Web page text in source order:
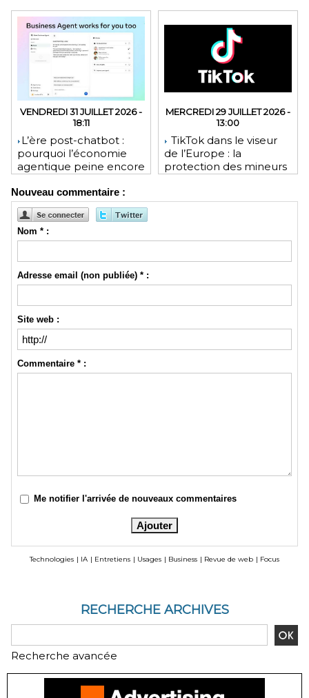
VENDREDI 31 JUILLET 2026 -
18:11
​L’ère post-chatbot :
pourquoi l’économie
agentique peine encore
financières
MERCREDI 29 JUILLET 2026 -
13:00
TikTok dans le viseur
de l’Europe : la
protection des mineurs
Nouveau commentaire :
Nom * :
Adresse email (non publiée) * :
Site web :
Commentaire * :
Me notifier l'arrivée de nouveaux commentaires
Technologies | IA | Entretiens | Usages | Business | Revue de web | Focus
RECHERCHE ARCHIVES
Recherche avancée